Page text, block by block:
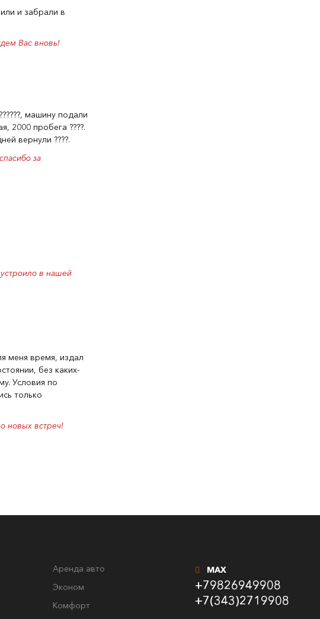
и забрали в
Вас вновь!
машину подали
2000 пробега ????.
вернули ????.
за
в нашей
меня время, издал
без каких-
Условия по
только
новых встреч!
Аренда авто
Эконом
Комфорт
MAX
+79826949908
+7(343)2719908